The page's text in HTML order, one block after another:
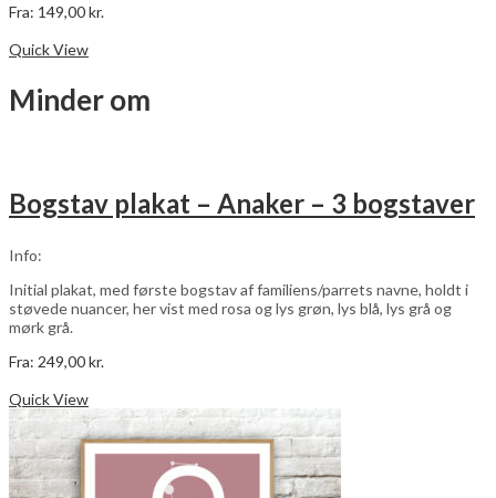
Fra: 149,00kr.
varianter.
varesiden
Quick View
Minder om
Bogstav plakat – Anaker – 3 bogstaver
Info:
Initial plakat, med første bogstav af familiens/parrets navne, holdt i
støvede nuancer, her vist med rosa og lys grøn, lys blå, lys grå og
mørk grå.
Fra: 249,00kr.
har
flere
varianter.
Mulighederne
Quick View